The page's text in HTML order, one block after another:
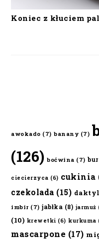
Koniec z kłuciem
awokado (7) banany (7)
(126) boćwina (7)
ciecierzyca (6) cukinia
czekolada (15)
imbir (7) jabłka (8) jarmuż
(10) krewetki (6) kurkuma
mascarpone (17)